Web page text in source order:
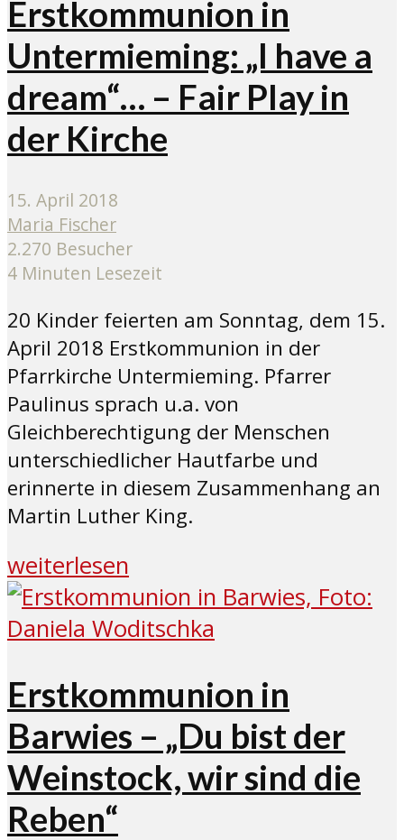
Erstkommunion in
Untermieming: „I have a
dream“… – Fair Play in
der Kirche
15. April 2018
Maria Fischer
2.270 Besucher
4 Minuten Lesezeit
20 Kinder feierten am Sonntag, dem 15.
April 2018 Erstkommunion in der
Pfarrkirche Untermieming. Pfarrer
Paulinus sprach u.a. von
Gleichberechtigung der Menschen
unterschiedlicher Hautfarbe und
erinnerte in diesem Zusammenhang an
Martin Luther King.
weiterlesen
Erstkommunion in
Barwies – „Du bist der
Weinstock, wir sind die
Reben“